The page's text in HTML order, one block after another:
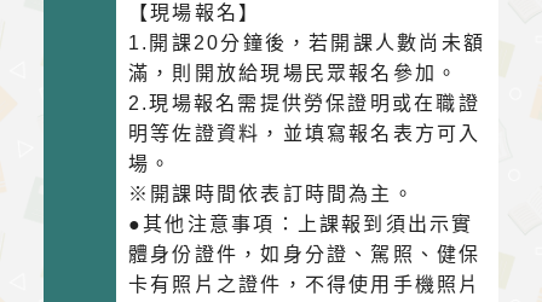
【現場報名】
1.開課20分鐘後，若開課人數尚未額
滿，則開放給現場民眾報名參加。
2.現場報名需提供勞保證明或在職證
明等佐證資料，並填寫報名表方可入
場。
※開課時間依表訂時間為主。
●其他注意事項：上課報到須出示實
體身份證件，如身分證、駕照、健保
卡有照片之證件，不得使用手機照片